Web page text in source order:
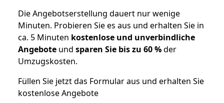
Die Angebotserstellung dauert nur wenige
Minuten. Probieren Sie es aus und erhalten Sie in
ca. 5 Minuten kostenlose und unverbindliche
Angebote und sparen Sie bis zu 60 %der
Umzugskosten.
Füllen Sie jetzt das Formular aus und erhalten Sie
kostenlose Angebote